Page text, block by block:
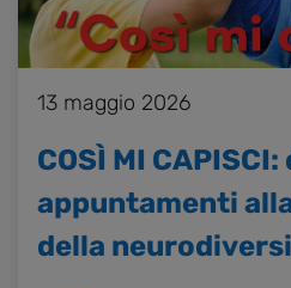
13 maggio 2026
COSÌ MI CAPISCI:
appuntamenti
della